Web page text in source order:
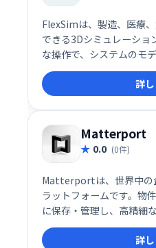
FlexSimは、製造、医療
できる3Dシミュレーショ
な操作で、システムのモ
ン、分析を行い、業務プ
収益向上を支援します。
より効果的な意思決定を
詳
Matterport
0.0 (0件)
Matterportは、世界中の
ラットフォームです。物
に保存・管理し、高精細
なビジネス用途に対応し
ど、様々な業界で活用可
詳